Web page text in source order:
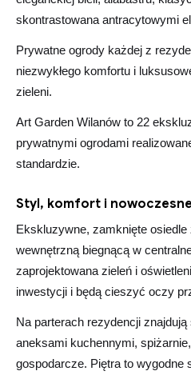
skontrastowana antracytowymi
Prywatne ogrody każdej z
niezwykłego komfortu i
zieleni.
Art Garden Wilanów to 22
prywatnymi ogrodami
standardzie.
Styl, komfort i
Ekskluzywne, zamknięte osiedle
wewnętrzną biegnącą w
zaprojektowana zieleń i
inwestycji i będą cieszyć oczy
Na parterach rezydencji
aneksami kuchennymi,
gospodarcze. Piętra to wygodne